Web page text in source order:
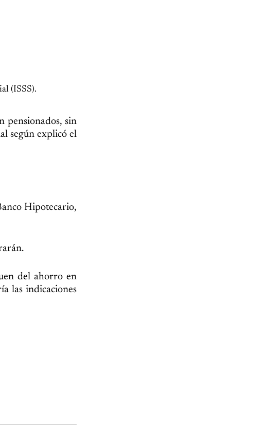
(ISSS).
pensionados, sin
según explicó el
Hipotecario,
del ahorro en
las indicaciones